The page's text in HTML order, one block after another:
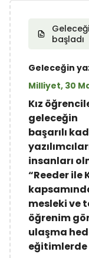
başladı
Geleceğin
Milliyet, 30
Kız
geleceğin
başarılı
insanları
“Reeder ile
mesleki ve
öğrenim
ulaşma
eğitimlerde